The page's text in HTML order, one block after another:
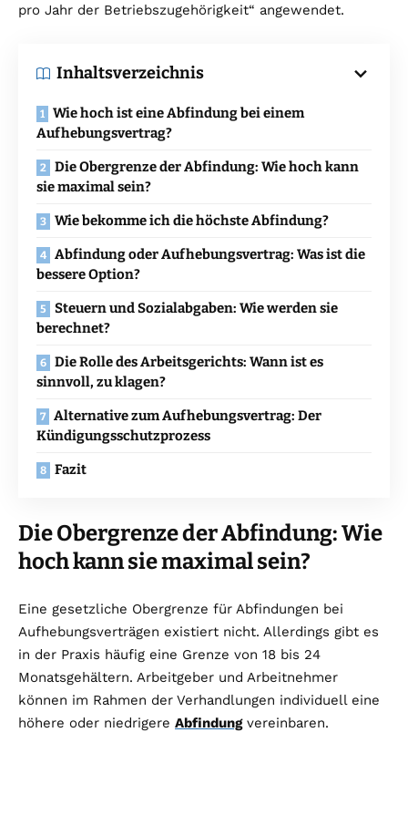
pro Jahr der Betriebszugehörigkeit“ angewendet.
Inhaltsverzeichnis
Wie hoch ist eine Abfindung bei einem
Aufhebungsvertrag?
Die Obergrenze der Abfindung: Wie hoch kann
sie maximal sein?
Wie bekomme ich die höchste Abfindung?
Abfindung oder Aufhebungsvertrag: Was ist die
bessere Option?
Steuern und Sozialabgaben: Wie werden sie
berechnet?
Die Rolle des Arbeitsgerichts: Wann ist es
sinnvoll, zu klagen?
Alternative zum Aufhebungsvertrag: Der
Kündigungsschutzprozess
Fazit
Die Obergrenze der Abfindung: Wie
hoch kann sie maximal sein?
Eine gesetzliche Obergrenze für Abfindungen bei
Aufhebungsverträgen existiert nicht. Allerdings gibt es
in der Praxis häufig eine Grenze von 18 bis 24
Monatsgehältern. Arbeitgeber und Arbeitnehmer
können im Rahmen der Verhandlungen individuell eine
höhere oder niedrigere Abfindungvereinbaren.